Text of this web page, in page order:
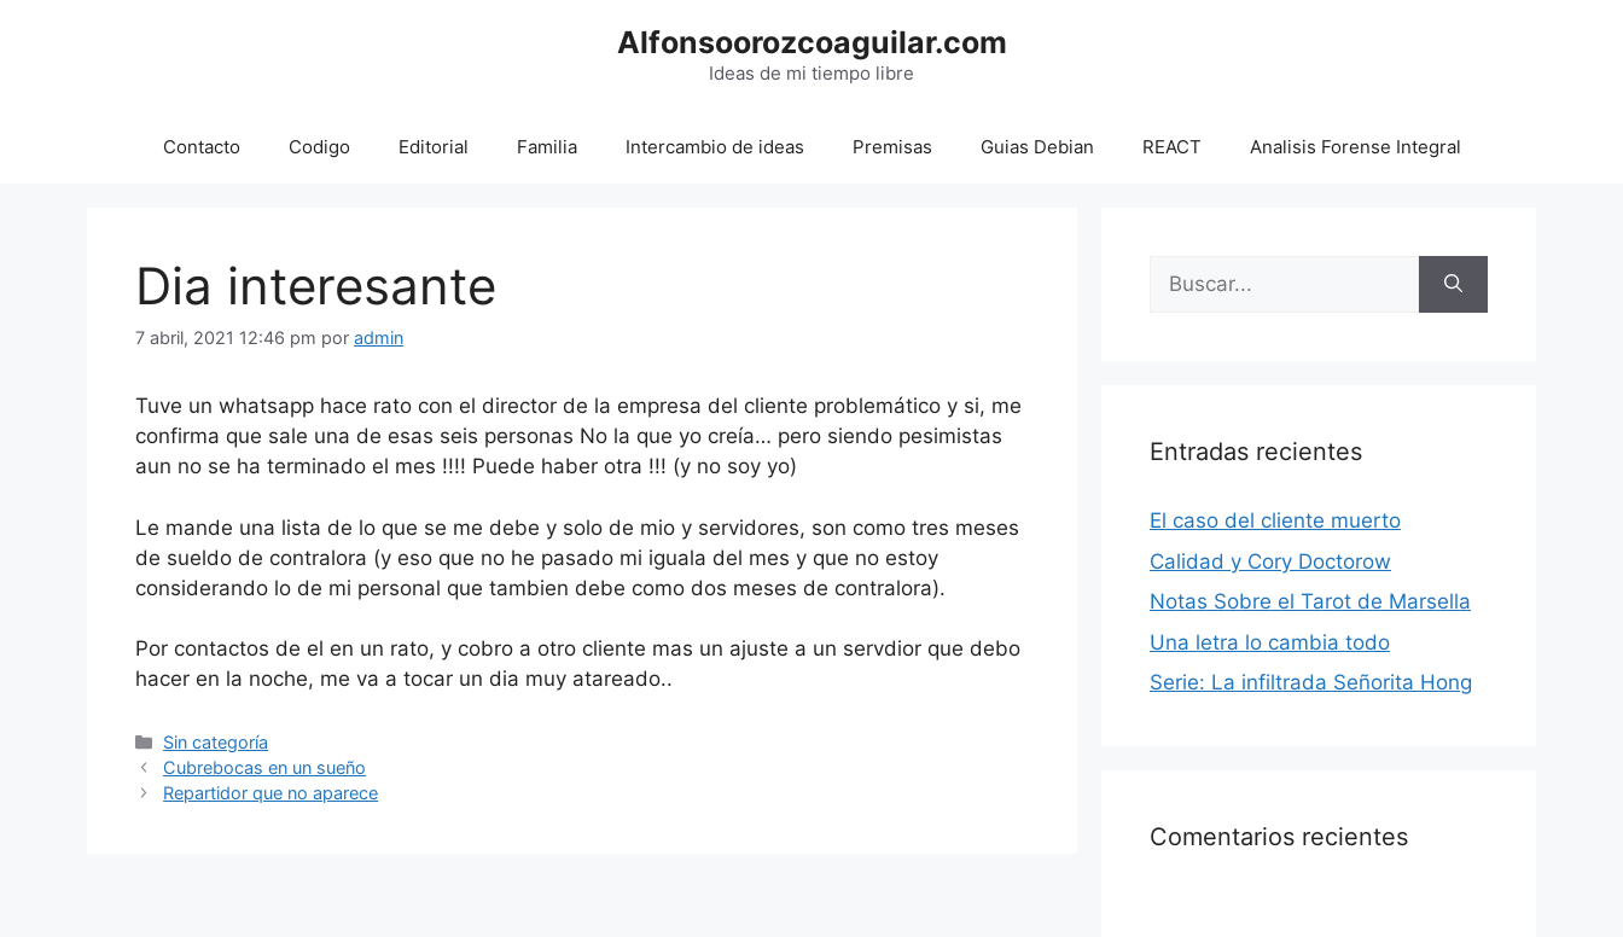
Alfonsoorozcoaguilar.com
Ideas de mi tiempo libre
Contacto Codigo Editorial Familia Intercambio de ideas Premisas Guias Debian REACT Analisis Forense Integral
Dia interesante
7 abril, 2021 12:46 pm por admin
Tuve un whatsapp hace rato con el director de la empresa del cliente problemático y si, me
confirma que sale una de esas seis personas No la que yo creía… pero siendo pesimistas
aun no se ha terminado el mes !!!! Puede haber otra !!! (y no soy yo)
Le mande una lista de lo que se me debe y solo de mio y servidores, son como tres meses
de sueldo de contralora (y eso que no he pasado mi iguala del mes y que no estoy
considerando lo de mi personal que tambien debe como dos meses de contralora).
Por contactos de el en un rato, y cobro a otro cliente mas un ajuste a un servdior que debo
hacer en la noche, me va a tocar un dia muy atareado..
Categorías
Sin categoría
Cubrebocas en un sueño
Repartidor que no aparece
Buscar:
Entradas recientes
El caso del cliente muerto
Calidad y Cory Doctorow
Notas Sobre el Tarot de Marsella
Una letra lo cambia todo
Serie: La infiltrada Señorita Hong
Comentarios recientes